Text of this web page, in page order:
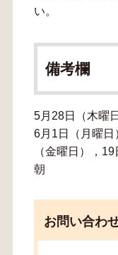
い。
備考欄
5月28日（木曜
6月1日（月曜日
（金曜日），
朝
お問い合わ